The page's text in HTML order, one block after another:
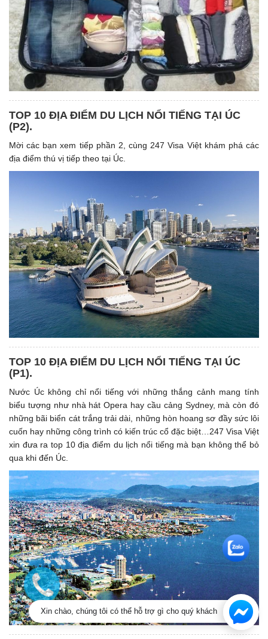
TOP 10 ĐỊA ĐIỂM DU LỊCH NỔI TIẾNG TẠI ÚC
(P2).
Mời các bạn xem tiếp phần 2, cùng 247 Visa Việt khám phá các
địa điểm thú vị tiếp theo tại Úc.
TOP 10 ĐỊA ĐIỂM DU LỊCH NỔI TIẾNG TẠI ÚC
(P1). ​
Nước Úc không chỉ nổi tiếng với những thắng cảnh mang tính
biểu tượng như nhà hát Opera hay cầu cảng Sydney, mà còn đó
những bãi biển cát trắng trải dài, những hòn hoang sơ đầy sức lôi
cuốn hay những công trình có kiến trúc cổ đặc biệt…247 Visa Việt
xin đưa ra top 10 địa điểm du lịch nổi tiếng mà bạn không thể bỏ
qua khi đến Úc.
Xin chào, chúng tôi có thể hỗ trợ gì cho quý khách